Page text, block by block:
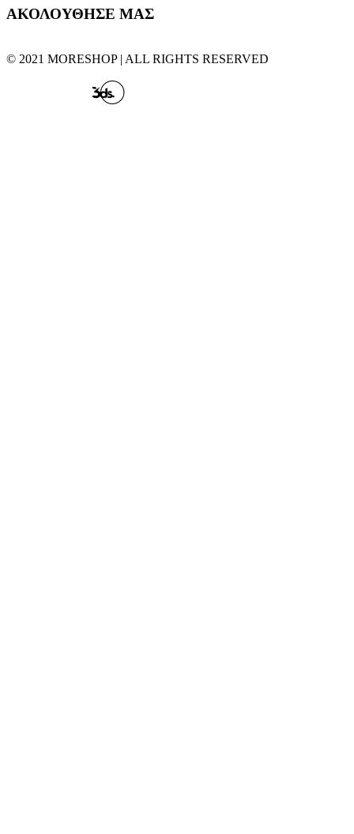
ΑΚΟΛΟΥΘΗΣΕ ΜΑΣ
© 2021 MORESHOP | ALL RIGHTS RESERVED